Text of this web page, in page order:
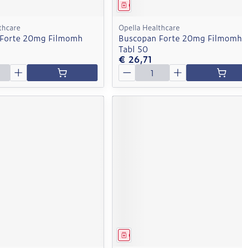
20mg Filmomh
Geneesmiddel
Opella Healthcare
Buscopan Forte 20mg Filmomh
Tabl 50
€ 26,71
Aantal
Geneesmiddel